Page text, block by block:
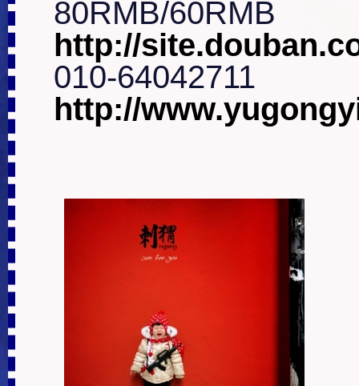
http://
http://